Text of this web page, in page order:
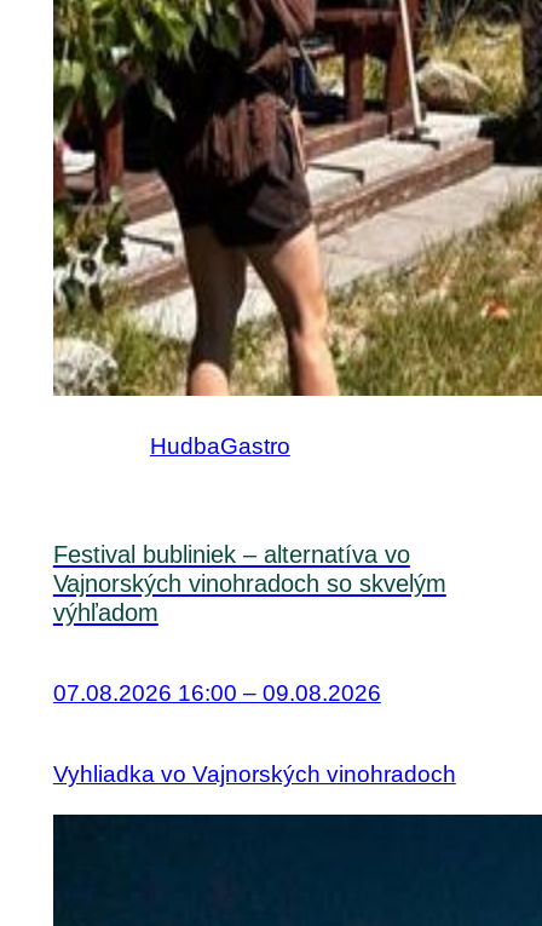
HudbaGastro
Festival bubliniek – alternatíva vo
Vajnorských vinohradoch so skvelým
výhľadom
07.08.2026 16:00 – 09.08.2026
Vyhliadka vo Vajnorských vinohradoch